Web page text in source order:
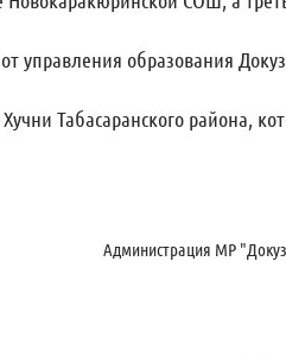
образования
Табасаранского района,
Администрация МР